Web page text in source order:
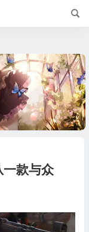
一款与众